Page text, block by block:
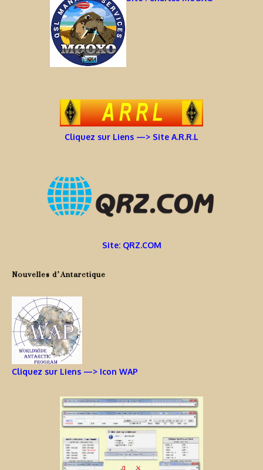
Cliquez sur Liens —> Site A.R.R.L
Site: QRZ.COM
Nouvelles d’Antarctique
Cliquez sur Liens —> Icon WAP